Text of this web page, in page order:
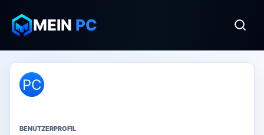
MEIN PC
PC
BENUTZERPROFIL